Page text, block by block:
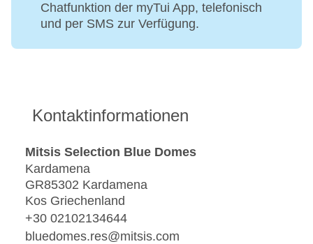
Chatfunktion der myTui App, telefonisch
und per SMS zur Verfügung.
Kontaktinformationen
Mitsis Selection Blue Domes
Kardamena
GR85302 Kardamena
Kos Griechenland
+30 02102134644
bluedomes.res@mitsis.com